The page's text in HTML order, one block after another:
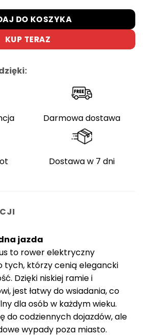
DO KOSZYKA
KUP TERAZ
Darmowa dostawa
Dostawa w 7 dni
jazda
to rower elektryczny
tych, którzy cenią elegancki
Dzięki niskiej ramie i
jest łatwy do wsiadania, co
dla osób w każdym wieku.
do codziennych dojazdów, ale
wypady poza miasto.